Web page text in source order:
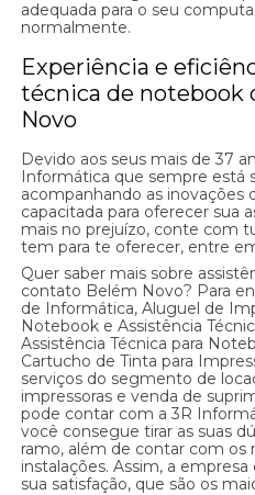
adequada para o seu
normalmente.
Experiência e
técnica de notebook
Novo
Devido aos seus mais de 37
Informática que sempre está
acompanhando as inovações
capacitada para oferecer sua
mais no prejuízo, conte com
tem para te oferecer, entre
Quer saber mais sobre
contato Belém Novo? Para
de Informática, Aluguel de
Notebook e Assistência
Assistência Técnica para
Cartucho de Tinta para
serviços do segmento de
impressoras e venda de
pode contar com a 3R
você consegue tirar as suas
ramo, além de contar com os
instalações. Assim, a
sua satisfação, que são os